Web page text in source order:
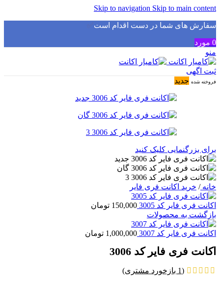
Skip to navigation Skip to main content
سفارش های شما در دست اقدام است✅
0 مورد
منو
ثبت اگهی
فروخته شده جدید
برای بزرگنمایی کلیک کنید
خانه/ خرید اکانت فری فایر
اکانت فری فایر کد 3005 150,000 تومان
بازگشت به محصولات
اکانت فری فایر کد 3007 1,000,000 تومان
اکانت فری فایر کد 3006
(
1 بازخورد مشتری)